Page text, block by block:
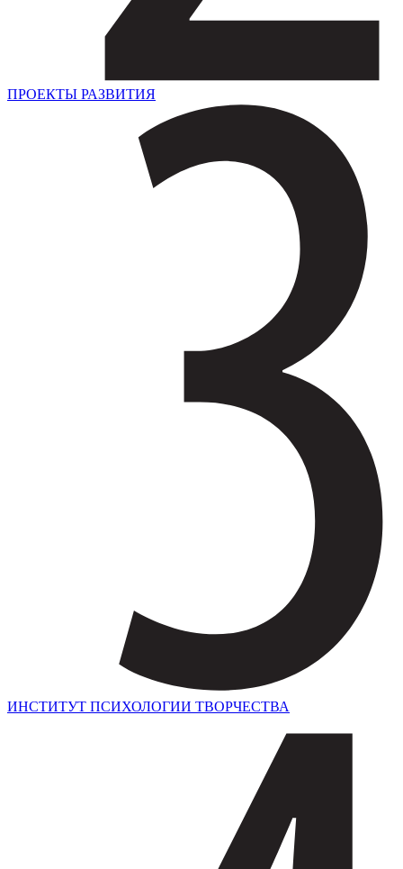
ПРОЕКТЫ РАЗВИТИЯ
ИНСТИТУТ ПСИХОЛОГИИ ТВОРЧЕСТВА